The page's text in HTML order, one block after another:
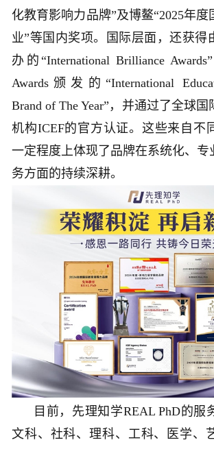
化教育影响力品牌”及博鳌“2025年
业”等国内奖项。国际层面，还获得
办的“International Brilliance
Awards颁发的“International
Brand of The Year”，并通过了全球
机构ICEF的官方认证。这些来自不
一定程度上体现了品牌在系统化、专
务方面的持续深耕。
目前，先理知学REAL PhD的服
文科、社科、理科、工科、医学、